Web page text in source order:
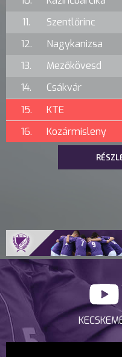
11.
Szentlőrinc
12.
Nagykanizsa
13.
Mezőkövesd
14.
Csákvár
15.
KTE
16.
Kozármisleny